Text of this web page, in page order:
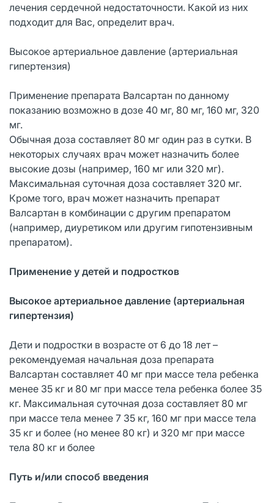
лечения сердечной недостаточности. Какой из них
подходит для Вас, определит врач.
Высокое артериальное давление (артериальная
гипертензия)
Применение препарата Валсартан по данному
показанию возможно в дозе 40 мг, 80 мг, 160 мг, 320
мг.
Обычная доза составляет 80 мг один раз в сутки. В
некоторых случаях врач может назначить более
высокие дозы (например, 160 мг или 320 мг).
Максимальная суточная доза составляет 320 мг.
Кроме того, врач может назначить препарат
Валсартан в комбинации с другим препаратом
(например, диуретиком или другим гипотензивным
препаратом).
Применение у детей и подростков
Высокое артериальное давление (артериальная
гипертензия)
Дети и подростки в возрасте от 6 до 18 лет –
рекомендуемая начальная доза препарата
Валсартан составляет 40 мг при массе тела ребенка
менее 35 кг и 80 мг при массе тела ребенка более 35
кг. Максимальная суточная доза составляет 80 мг
при массе тела менее 7 35 кг, 160 мг при массе тела
35 кг и более (но менее 80 кг) и 320 мг при массе
тела 80 кг и более
Путь и/или способ введения